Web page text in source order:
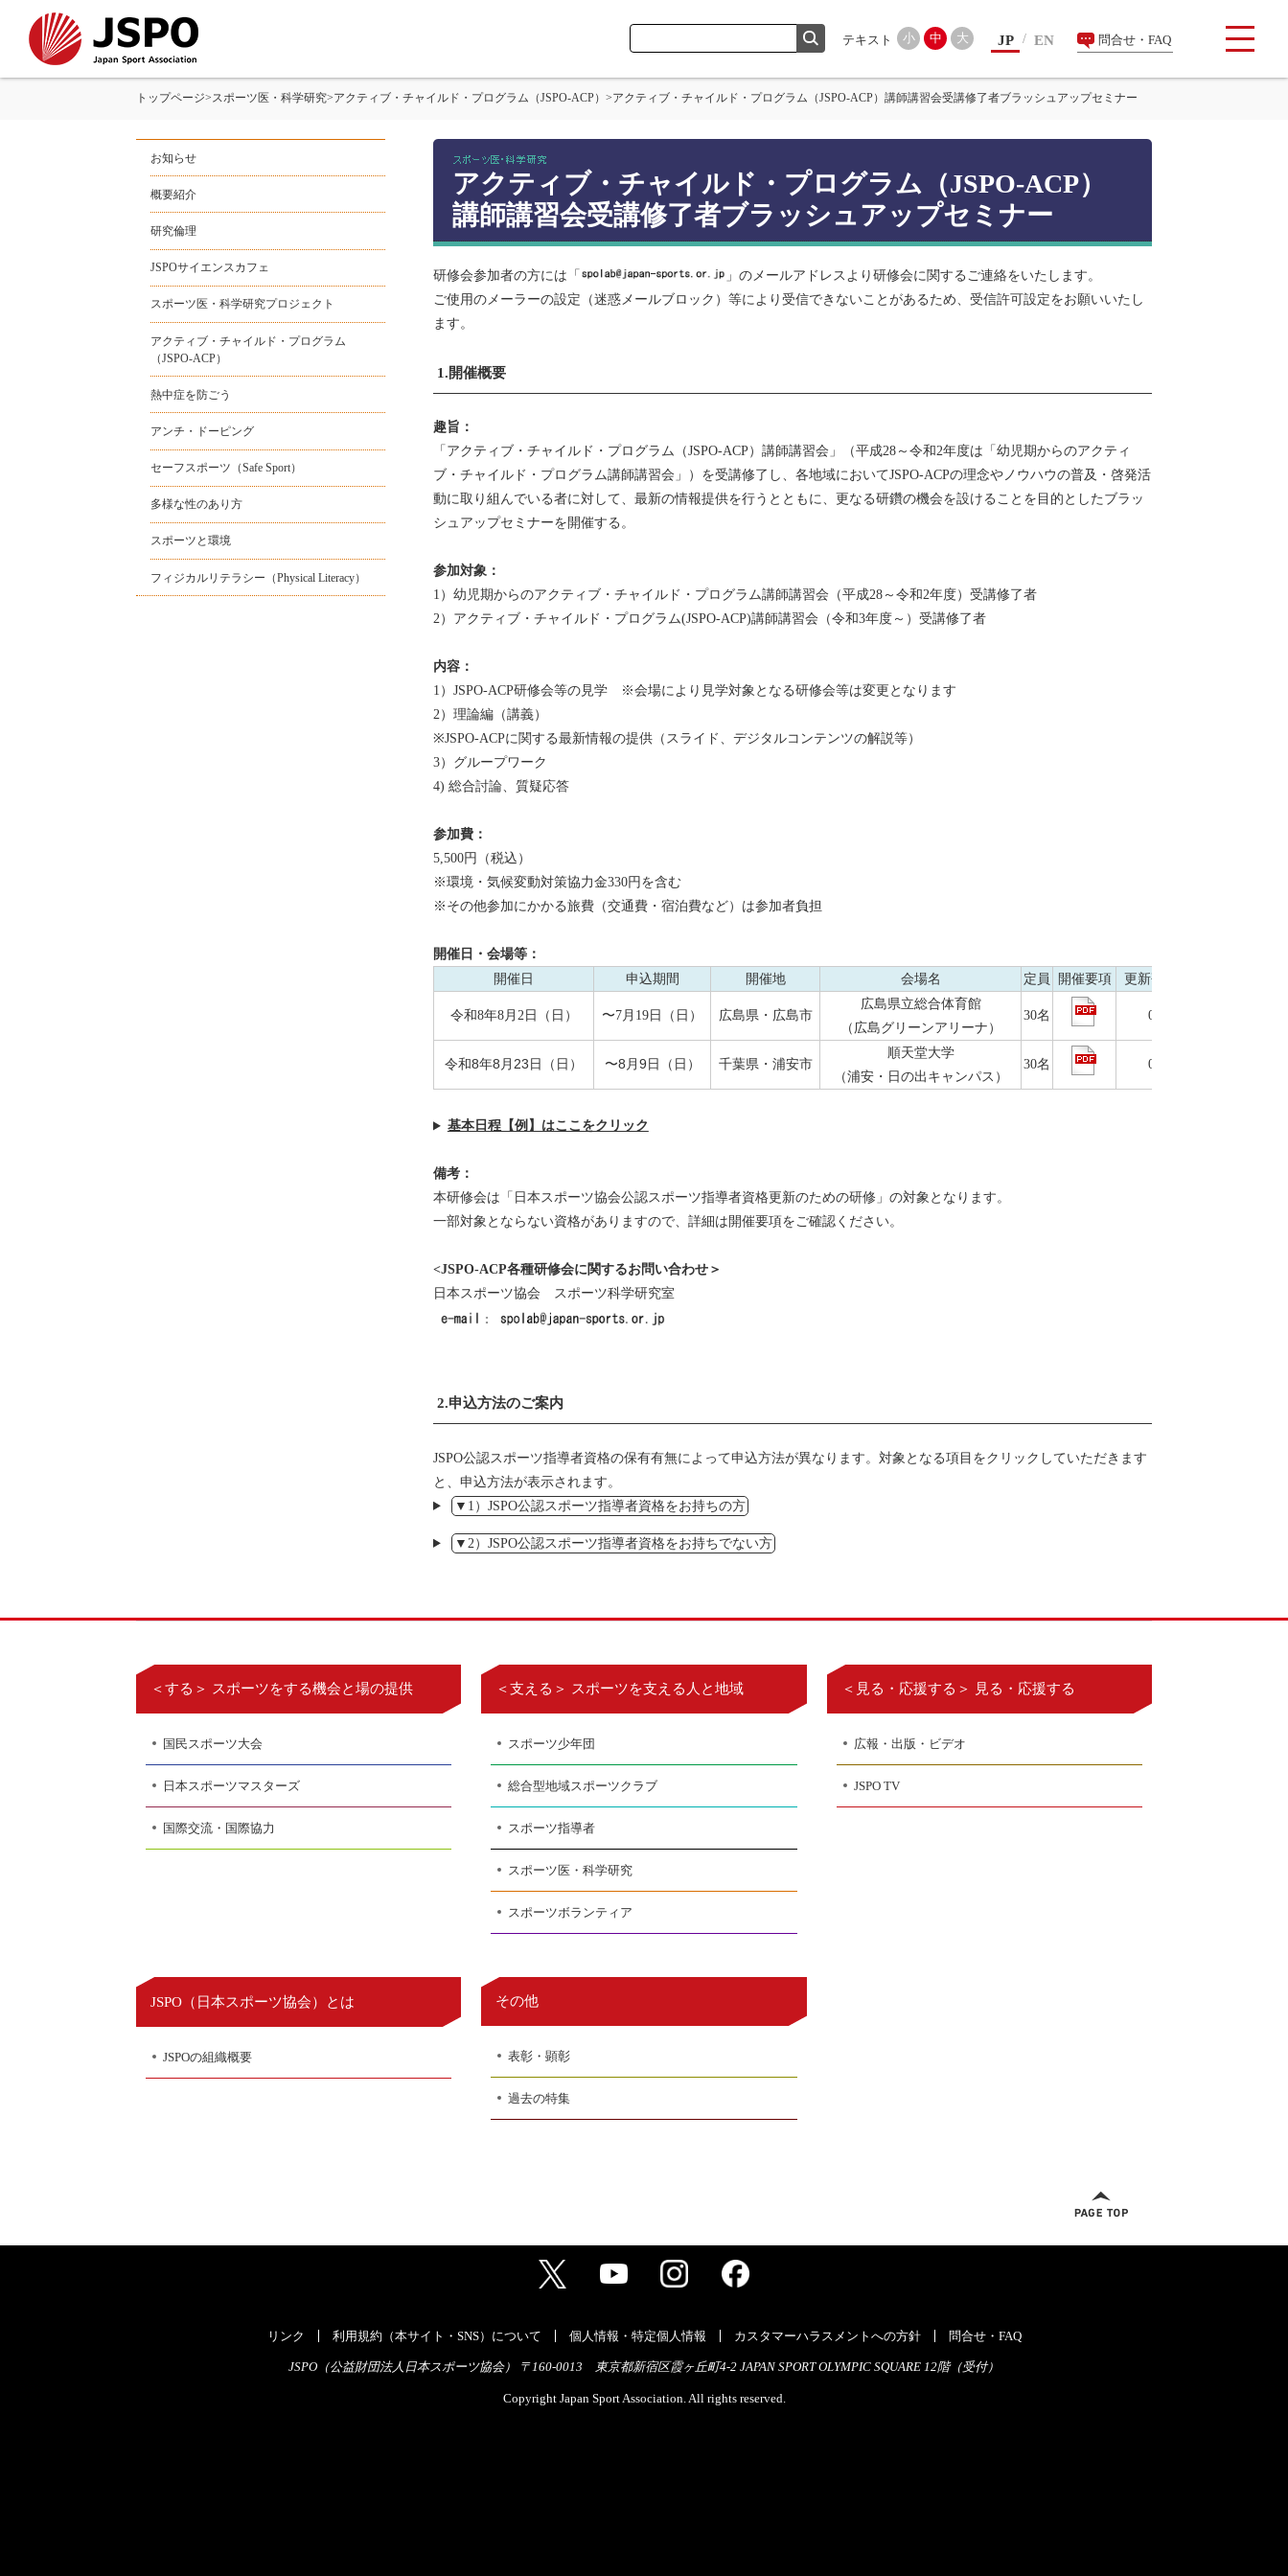
検索 小 中 大 JP EN 問合せ・FAQ
トップページ>スポーツ医・科学研究>アクティブ・チャイルド・プログラム（JSPO-ACP） >アクティブ・チャイルド・プログラム（JSPO-ACP）講師講習会受講修了者ブラッシュアップセミナー
アクティブ・チャイルド・プログラム（JSPO-ACP）
講師講習会受講修了者ブラッシュアップセミナー
研修会参加者の方には「
」のメールアドレスより研修会に関するご連絡をいたします。
ご使用のメーラーの設定（迷惑メールブロック）等により受信できないことがあるため、受信許可設定をお願いいたし
ます。
1.開催概要
趣旨：
「アクティブ・チャイルド・プログラム（JSPO-ACP）講師講習会」（平成28～令和2年度は「幼児期からのアクティ
ブ・チャイルド・プログラム講師講習会」）を受講修了し、各地域においてJSPO-ACPの理念やノウハウの普及・啓発活
動に取り組んでいる者に対して、最新の情報提供を行うとともに、更なる研鑽の機会を設けることを目的としたブラッ
シュアップセミナーを開催する。
参加対象：
1）幼児期からのアクティブ・チャイルド・プログラム講師講習会（平成28～令和2年度）受講修了者
2）アクティブ・チャイルド・プログラム(JSPO-ACP)講師講習会（令和3年度～）受講修了者
内容：
1）JSPO-ACP研修会等の見学 ※会場により見学対象となる研修会等は変更となります
2）理論編（講義）
※JSPO-ACPに関する最新情報の提供（スライド、デジタルコンテンツの解説等）
3）グループワーク
4) 総合討論、質疑応答
参加費：
5,500円（税込）
※環境・気候変動対策協力金330円を含む
※その他参加にかかる旅費（交通費・宿泊費など）は参加者負担
開催日・会場等：
開催日
申込期間 開催地 会場名 定員 開催要項 更新研修コード
令和8年8月2日（日） 〜7月19日（日） 広島県・広島市
広島県立総合体育館
（広島グリーンアリーナ）
30名 0018606
令和8年8月23日（日） 〜8月9日（日） 千葉県・浦安市
順天堂大学
（浦安・日の出キャンパス）
30名 0018619
基本日程【例】はここをクリック
備考：
本研修会は「日本スポーツ協会公認スポーツ指導者資格更新のための研修」の対象となります。
一部対象とならない資格がありますので、詳細は開催要項をご確認ください。
<JSPO-ACP各種研修会に関するお問い合わせ＞
日本スポーツ協会 スポーツ科学研究室
2.申込方法のご案内
JSPO公認スポーツ指導者資格の保有有無によって申込方法が異なります。対象となる項目をクリックしていただきます
と、申込方法が表示されます。
▼1）JSPO公認スポーツ指導者資格をお持ちの方
▼2）JSPO公認スポーツ指導者資格をお持ちでない方
お知らせ
概要紹介
研究倫理
JSPOサイエンスカフェ
スポーツ医・科学研究プロジェクト
アクティブ・チャイルド・プログラム
（JSPO-ACP）
熱中症を防ごう
アンチ・ドーピング
セーフスポーツ（Safe Sport）
多様な性のあり方
スポーツと環境
フィジカルリテラシー（Physical Literacy）
＜する＞ スポーツをする機会と場の提供
国民スポーツ大会
日本スポーツマスターズ
国際交流・国際協力
＜支える＞ スポーツを支える人と地域
スポーツ少年団
総合型地域スポーツクラブ
スポーツ指導者
スポーツ医・科学研究
スポーツボランティア
＜見る・応援する＞ 見る・応援する
広報・出版・ビデオ
JSPO TV
JSPO（ 日本スポーツ協会）とは
JSPOの組織概要
その他
表彰・顕彰
過去の特集
リンク 利用規約（本サイト・SNS）について 個人情報・特定個人情報 カスタマーハラスメントへの方針 問合せ・FAQ
JSPO（公益財団法人日本スポーツ協会） 〒160-0013 東京都新宿区霞ヶ丘町4-2 JAPAN SPORT OLYMPIC SQUARE 12階（受付）
Copyright Japan Sport Association. All rights reserved.